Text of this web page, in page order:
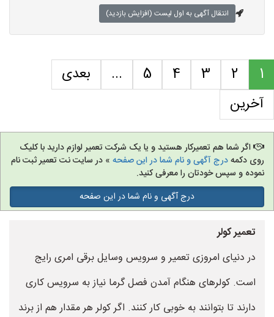
انتقال آگهی به اول لیست (افزایش بازدید)
1
2
3
4
5
...
بعدی
آخرین
اگر شما هم تعمیرکار هستید و یا یک شرکت تعمیر لوازم دارید با کلیک
روی دکمهدرج آگهی و نام شما در این صفحه » در سایت نت تعمیر ثبت نام
نموده و سپس خودتان را معرفی کنید.
درج آگهی و نام شما در این صفحه
تعمیر کولر
در دنیای امروزی تعمیر و سرویس وسایل برقی امری رایج
است. کولرهای هنگام آمدن فصل گرما نیاز به سرویس کاری
دارند تا بتوانند به خوبی کار کنند. اگر کولر هر مقدار هم از برند